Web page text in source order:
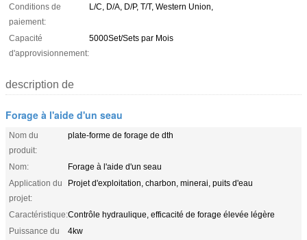
Conditions de
paiement:
L/C, D/A, D/P, T/T, Western Union,
Capacité
d'approvisionnement:
5000Set/Sets par Mois
description de
Forage à l'aide d'un seau
Nom du
produit:
plate-forme de forage de dth
Nom:
Forage à l'aide d'un seau
Application du
projet:
Projet d'exploitation, charbon, minerai, puits d'eau
Caractéristique:Contrôle hydraulique, efficacité de forage élevée légère
Puissance du
4kw